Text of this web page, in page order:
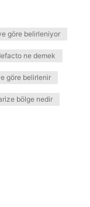
göre belirleniyor
ne demek
göre belirlenir
bölge nedir